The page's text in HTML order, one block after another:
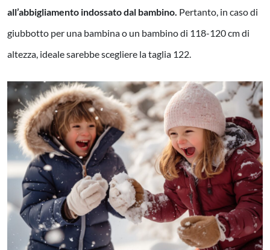
all’abbigliamento indossato dal bambino. Pertanto, in caso di
giubbotto per una bambina o un bambino di 118-120 cm di
altezza, ideale sarebbe scegliere la taglia 122.